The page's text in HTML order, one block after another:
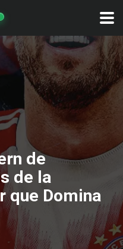
de
de la
que Domina